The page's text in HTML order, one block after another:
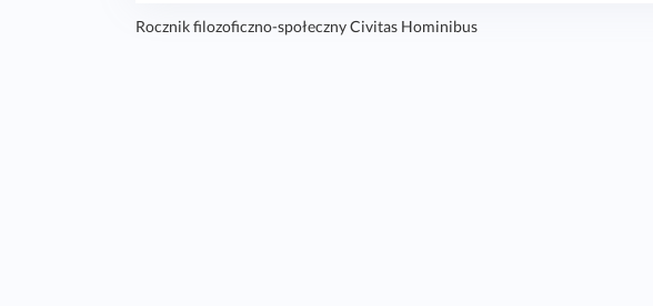
Rocznik filozoficzno-społeczny Civitas Hominibus